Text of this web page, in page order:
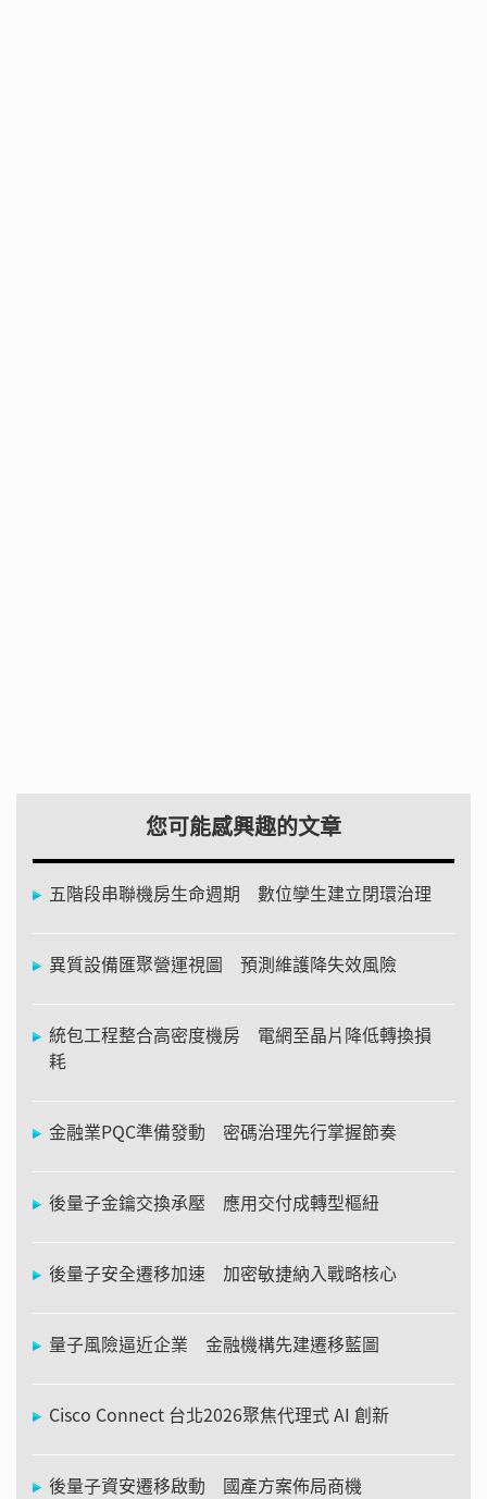
您可能感興趣的文章
五階段串聯機房生命週期 數位孿生建立閉環治理
異質設備匯聚營運視圖 預測維護降失效風險
統包工程整合高密度機房 電網至晶片降低轉換損
耗
金融業PQC準備發動 密碼治理先行掌握節奏
後量子金鑰交換承壓 應用交付成轉型樞紐
後量子安全遷移加速 加密敏捷納入戰略核心
量子風險逼近企業 金融機構先建遷移藍圖
Cisco Connect 台北2026聚焦代理式 AI 創新
後量子資安遷移啟動 國產方案佈局商機